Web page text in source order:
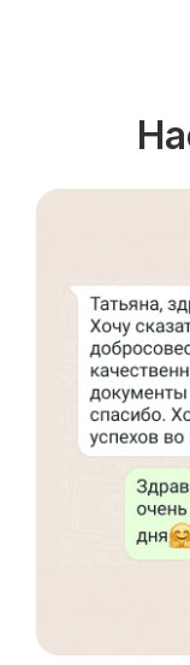
и
ИНН/КПП 9702021368/
ОГРН 1207700292690
8 800 444 10
Юридический адрес: